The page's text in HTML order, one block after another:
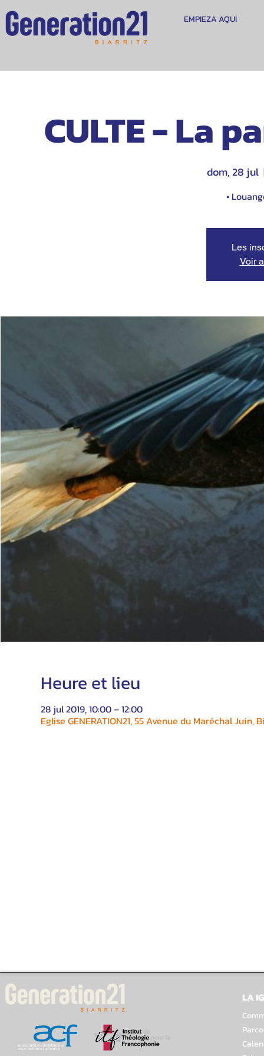
EMPIEZA AQUI
CULTE - La
dom, 28 jul
•
Les
Voir
Heure et lieu
28 jul 2019, 10:00 – 12:00
Eglise GENERATION21, 55 Avenue du Maréchal Juin,
LA